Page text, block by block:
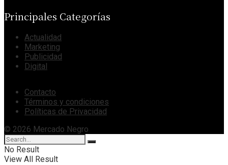
Principales Categorías
Actualidad
Marketing
Publicidad
Digital
Contacto
Términos y condiciones
Políticas de Privacidad
© 2026 Mercado Negro
No Result
View All Result